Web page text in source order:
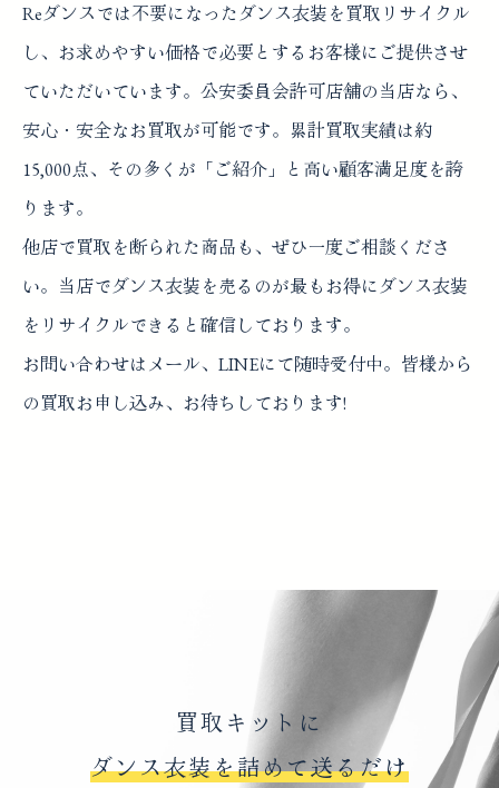
Reダンスでは不要になったダンス衣装を買取リサイクル
し、お求めやすい価格で必要とするお客様にご提供させ
ていただいています。公安委員会許可店舗の当店なら、
安心・安全なお買取が可能です。累計買取実績は約
15,000点、その多くが「ご紹介」と高い顧客満足度を誇
ります。
他店で買取を断られた商品も、ぜひ一度ご相談くださ
い。当店でダンス衣装を売るのが最もお得にダンス衣装
をリサイクルできると確信しております。
お問い合わせはメール、LINEにて随時受付中。皆様から
の買取お申し込み、お待ちしております!
買取キットに
ダンス衣装を詰めて送るだけ